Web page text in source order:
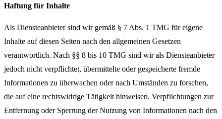
Haftung für Inhalte
Als Diensteanbieter sind wir gemäß § 7 Abs. 1 TMG für eigene
Inhalte auf diesen Seiten nach den allgemeinen Gesetzen
verantwortlich. Nach §§ 8 bis 10 TMG sind wir als Diensteanbieter
jedoch nicht verpflichtet, übermittelte oder gespeicherte fremde
Informationen zu überwachen oder nach Umständen zu forschen,
die auf eine rechtswidrige Tätigkeit hinweisen. Verpflichtungen zur
Entfernung oder Sperrung der Nutzung von Informationen nach den